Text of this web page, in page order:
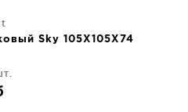
Sky 105X105X74